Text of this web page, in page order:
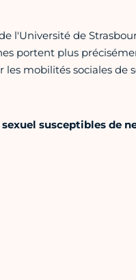
l'Université de
portent plus
mobilités sociales de
susceptibles de